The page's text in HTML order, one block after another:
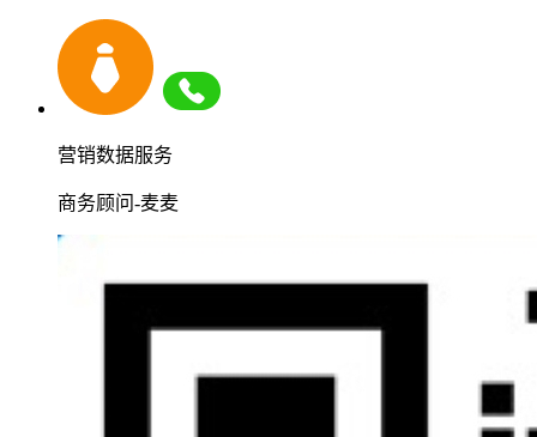
营销数据服务
商务顾问-麦麦